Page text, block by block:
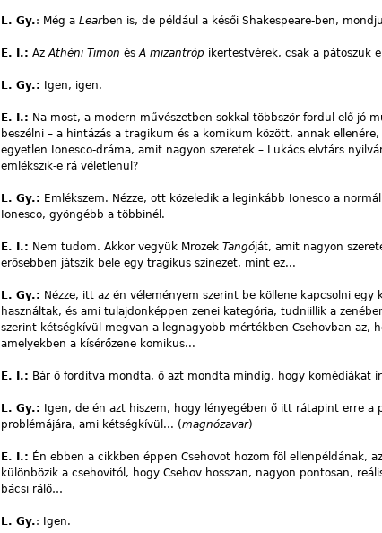
L. Gy.: Még a Learben is, de például a késői Shakespeare-ben,
E. I.: Az Athéni Timon és A mizantróp ikertestvérek, csak a pátoszuk
L. Gy.: Igen, igen.
E. I.: Na most, a modern művészetben sokkal többször fordul elő jó
beszélni – a hintázás a tragikum és a komikum között, annak
egyetlen Ionesco-dráma, amit nagyon szeretek – Lukács elvtárs
emlékszik-e rá véletlenül?
L. Gy.: Emlékszem. Nézze, ott közeledik a leginkább Ionesco a
Ionesco, gyöngébb a többinél.
E. I.: Nem tudom. Akkor vegyük Mrozek Tangóját, amit nagyon
erősebben játszik bele egy tragikus színezet, mint ez...
L. Gy.: Nézze, itt az én véleményem szerint be köllene kapcsolni
használtak, és ami tulajdonképpen zenei kategória, tudniillik a
szerint kétségkívül megvan a legnagyobb mértékben Csehovban az,
amelyekben a kísérőzene komikus...
E. I.: Bár ő fordítva mondta, ő azt mondta mindig, hogy komédiákat
L. Gy.: Igen, de én azt hiszem, hogy lényegében ő itt rátapint erre a
problémájára, ami kétségkívül... (magnózavar)
E. I.: Én ebben a cikkben éppen Csehovot hozom föl ellenpéldának,
különbözik a csehovitól, hogy Csehov hosszan, nagyon pontosan,
bácsi rálő…
L. Gy.: Igen.